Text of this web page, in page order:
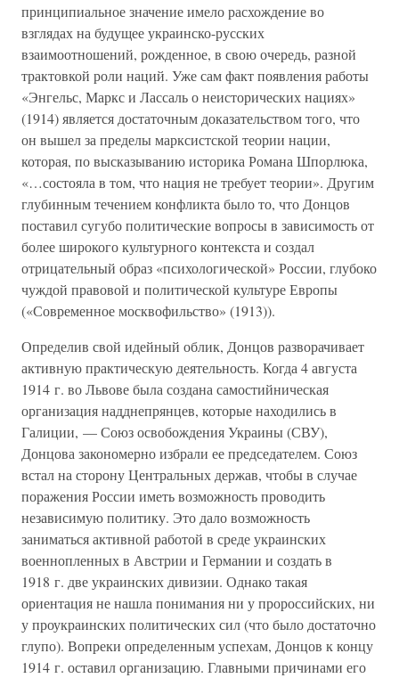
принципиальное значение имело расхождение во
взглядах на будущее украинско-русских
взаимоотношений, рожденное, в свою очередь, разной
трактовкой роли наций. Уже сам факт появления работы
«Энгельс, Маркс и Лассаль о неисторических нациях»
(1914) является достаточным доказательством того, что
он вышел за пределы марксистской теории нации,
которая, по высказыванию историка Романа Шпорлюка,
«…состояла в том, что нация не требует теории». Другим
глубинным течением конфликта было то, что Донцов
поставил сугубо политические вопросы в зависимость от
более широкого культурного контекста и создал
отрицательный образ «психологической» России, глубоко
чуждой правовой и политической культуре Европы
(«Современное москвофильство» (1913)).
Определив свой идейный облик, Донцов разворачивает
активную практическую деятельность. Когда 4 августа
1914 г. во Львове была создана самостийническая
организация надднепрянцев, которые находились в
Галиции, — Союз освобождения Украины (СВУ),
Донцова закономерно избрали ее председателем. Союз
встал на сторону Центральных держав, чтобы в случае
поражения России иметь возможность проводить
независимую политику. Это дало возможность
заниматься активной работой в среде украинских
военнопленных в Австрии и Германии и создать в
1918 г. две украинских дивизии. Однако такая
ориентация не нашла понимания ни у пророссийских, ни
у проукраинских политических сил (что было достаточно
глупо). Вопреки определенным успехам, Донцов к концу
1914 г. оставил организацию. Главными причинами его